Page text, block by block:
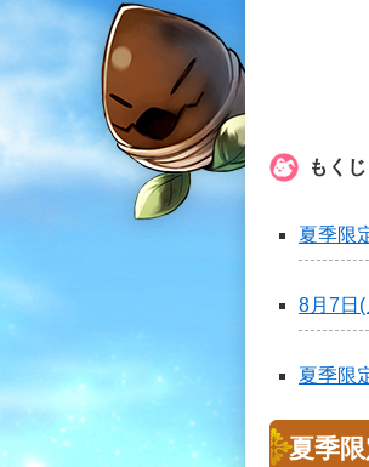
もくじ
夏季限
8月7日
夏季限
夏季